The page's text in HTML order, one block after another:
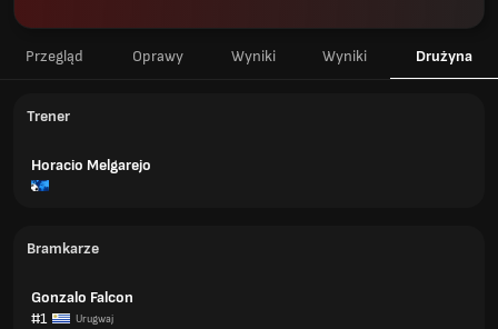
Przegląd Oprawy Wyniki Wyniki Drużyna
Trener
Horacio Melgarejo
Bramkarze
Gonzalo Falcon
#1
Urugwaj